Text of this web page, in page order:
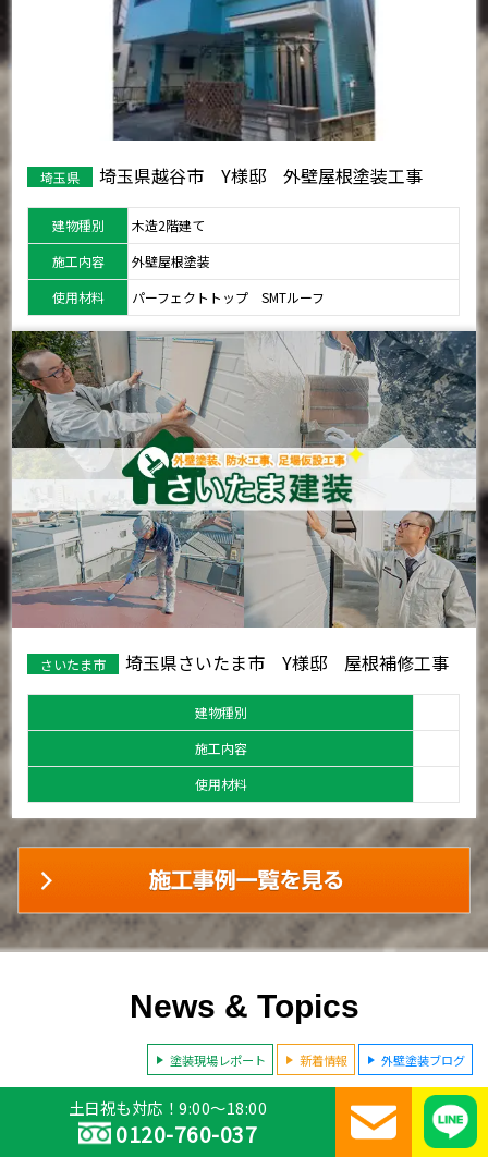
埼玉県 埼玉県越谷市 Y様邸 外壁屋根塗装工事
建物種別
木造2階建て
施工内容
外壁屋根塗装
使用材料
パーフェクトトップ SMTルーフ
さいたま市 埼玉県さいたま市 Y様邸 屋根補修工事
建物種別
施工内容
使用材料
News & Topics
塗装現場レポート 新着情報 外壁塗装ブログ
土日祝も対応！9:00～18:00
0120-760-037